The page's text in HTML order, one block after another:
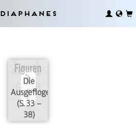
Diaphanes
Die
Ausgeflogenen
(S. 33 –
38)